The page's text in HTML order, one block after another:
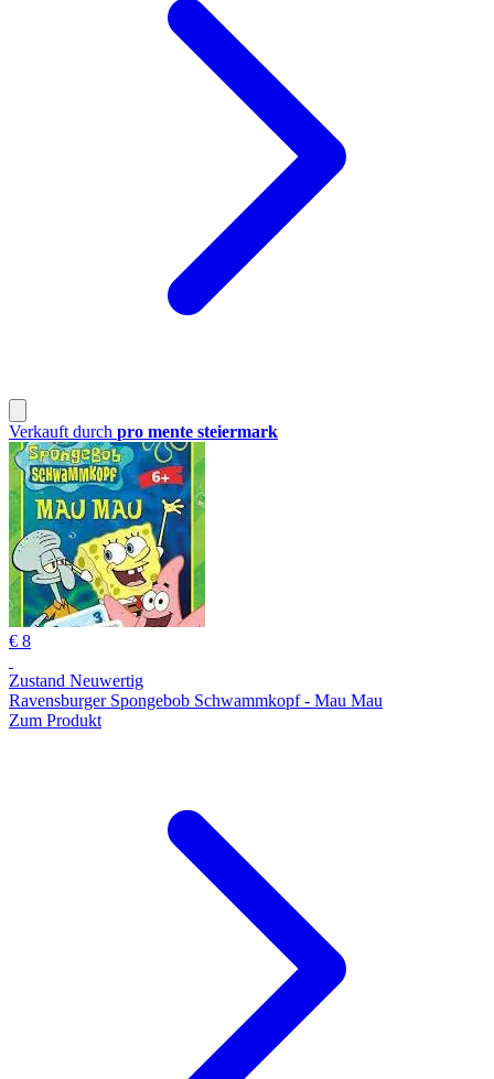
Verkauft durch pro mente steiermark
€ 8
Zustand Neuwertig
Ravensburger Spongebob Schwammkopf - Mau Mau
Zum Produkt